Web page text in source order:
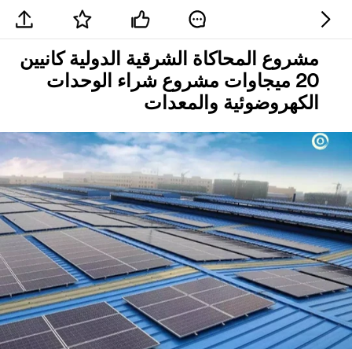
مشروع المحاكاة الشرقية الدولية كانيين
20 ميجاوات مشروع شراء الوحدات
الكهروضوئية والمعدات